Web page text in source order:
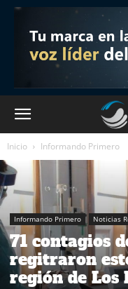
Inicio Informando Primero
Informando Primero Noticias
71 contagios
regitraron
región de Los